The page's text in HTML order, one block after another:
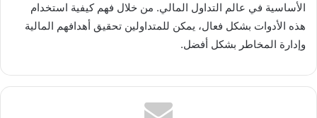
الأساسية في عالم التداول المالي. من خلال فهم كيفية استخدام
هذه الأدوات بشكل فعال، يمكن للمتداولين تحقيق أهدافهم المالية
وإدارة المخاطر بشكل أفضل.